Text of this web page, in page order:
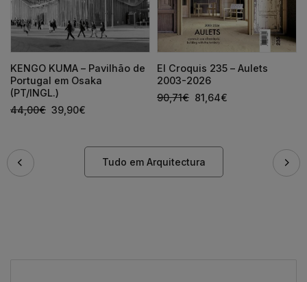
KENGO KUMA – Pavilhão de
Portugal em Osaka
(PT/INGL.)
44,00€ 39,90€
El Croquis 235 – Aulets
2003-2026
90,71€ 81,64€
Tudo em Arquitectura